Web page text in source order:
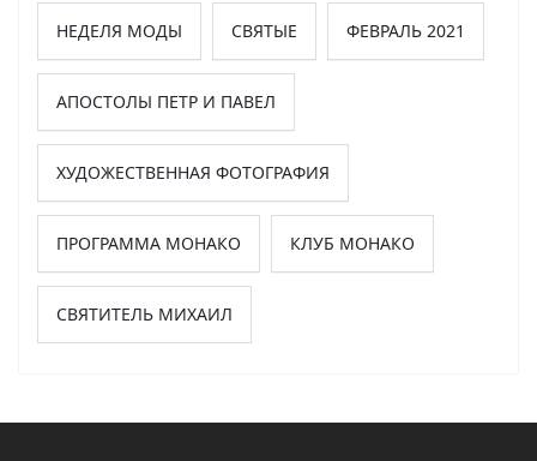
НЕДЕЛЯ МОДЫ СВЯТЫЕ ФЕВРАЛЬ 2021
АПОСТОЛЫ ПЕТР И ПАВЕЛ
ХУДОЖЕСТВЕННАЯ ФОТОГРАФИЯ
ПРОГРАММА МОНАКО КЛУБ МОНАКО
СВЯТИТЕЛЬ МИХАИЛ